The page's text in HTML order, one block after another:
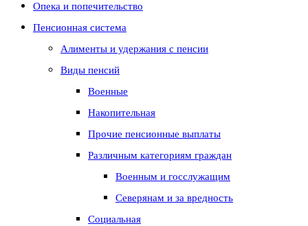
Опека и попечительство
Пенсионная система
Алименты и удержания с пенсии
Виды пенсий
Военные
Накопительная
Прочие пенсионные выплаты
Различным категориям граждан
Военным и госслужащим
Северянам и за вредность
Социальная